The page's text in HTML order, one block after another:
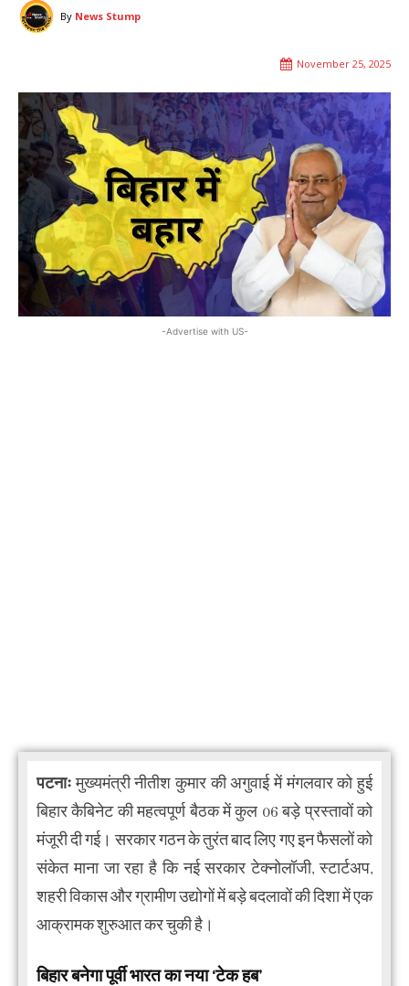
By News Stump
November 25, 2025
-Advertise with US-
पटनाःमुख्यमंत्री नीतीश कुमार की अगुवाई में मंगलवार को हुई
बिहार कैबिनेट की महत्वपूर्ण बैठक में कुल 06 बड़े प्रस्तावों को
मंजूरी दी गई। सरकार गठन के तुरंत बाद लिए गए इन फैसलों को
संकेत माना जा रहा है कि नई सरकार टेक्नोलॉजी, स्टार्टअप,
शहरी विकास और ग्रामीण उद्योगों में बड़े बदलावों की दिशा में एक
आक्रामक शुरुआत कर चुकी है।
बिहार बनेगा पूर्वी भारत का नया ‘टेक हब’